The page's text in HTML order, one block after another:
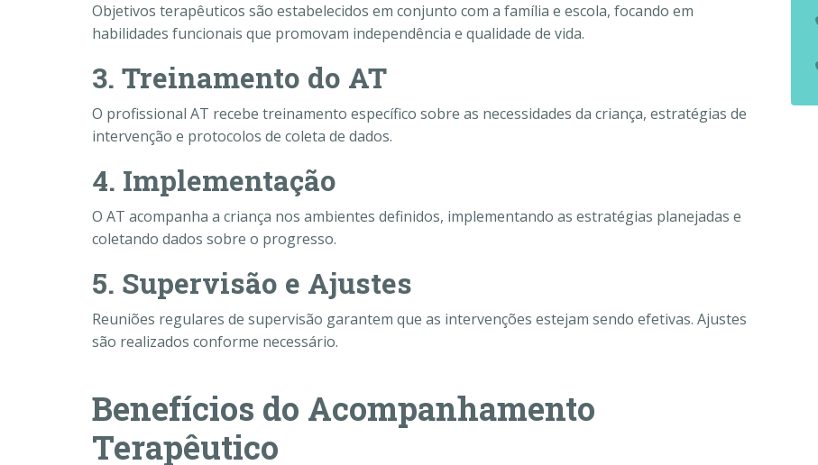
Objetivos terapêuticos são estabelecidos em conjunto com a família e escola, focando em
habilidades funcionais que promovam independência e qualidade de vida.
3. Treinamento do AT
O profissional AT recebe treinamento específico sobre as necessidades da criança, estratégias de
intervenção e protocolos de coleta de dados.
4. Implementação
O AT acompanha a criança nos ambientes definidos, implementando as estratégias planejadas e
coletando dados sobre o progresso.
5. Supervisão e Ajustes
Reuniões regulares de supervisão garantem que as intervenções estejam sendo efetivas. Ajustes
são realizados conforme necessário.
Benefícios do Acompanhamento
Terapêutico